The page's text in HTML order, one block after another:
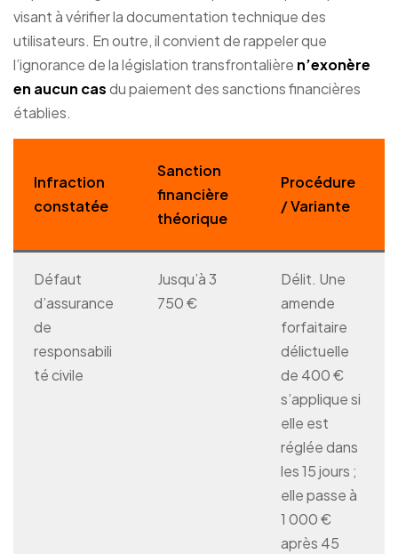
visant à vérifier la documentation technique des
utilisateurs. En outre, il convient de rappeler que
l’ignorance de la législation transfrontalière n’exonère
en aucun casdu paiement des sanctions financières
établies.
Infraction
constatée
Sanction
financière
théorique
Procédure
/ Variante
Défaut
d’assurance
de
responsabili
té civile
Jusqu’à 3
750 €
Délit. Une
amende
forfaitaire
délictuelle
de 400 €
s’applique si
elle est
réglée dans
les 15 jours ;
elle passe à
1 000 €
après 45